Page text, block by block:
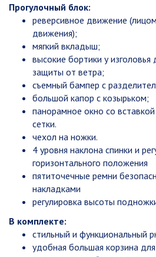
Прогулочный блок:
реверсивное движение
движения);
мягкий вкладыш;
высокие бортики у изголовья
защиты от ветра;
съемный бампер с
большой капор с козырьком;
панорамное окно со
сетки.
чехол на ножки.
4 уровня наклона спинки и
горизонтального положения
пятиточечные ремни
накладками
регулировка высоты
В комплекте:
стильный и функциональный
удобная большая корзина